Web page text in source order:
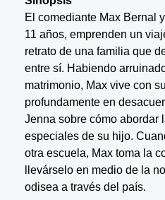
El comediante Max Bernal
11 años, emprenden un
retrato de una familia que
entre sí. Habiendo
matrimonio, Max vive con
profundamente en
Jenna sobre cómo abordar
especiales de su hijo.
otra escuela, Max toma la
llevárselo en medio de la
odisea a través del país.